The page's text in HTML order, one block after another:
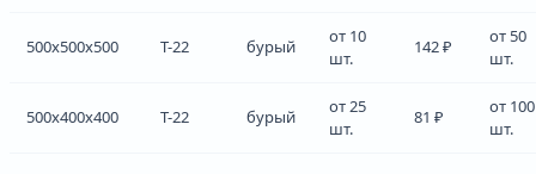
500x500x500 Т-22 бурый
от 10
шт.
142 ₽
от 50
шт.
500x400x400 Т-22 бурый
от 25
шт.
81 ₽
от 100
шт.